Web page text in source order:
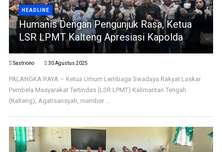
HEADLINE
Humanis Dengan Pengunjuk Rasa, Ketua
LSR LPMT Kalteng Apresiasi Kapolda
Sastriono 30 Agustus 2025
PALANGKA RAYA – Ketua Umum Lembaga Swadaya Rakyat Laskar
Pembela Masyarakat Tertindas (LSR LPMT) Kalimantan Tengah
(Kalteng), Agatisansyah, member ...